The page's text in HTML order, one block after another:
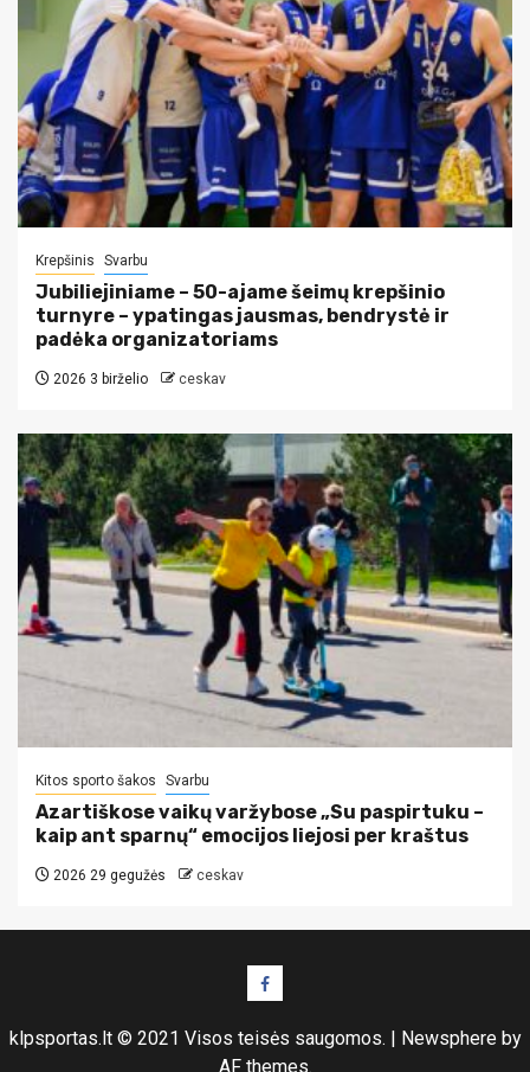
Krepšinis Svarbu
Jubiliejiniame – 50-ajame šeimų krepšinio
turnyre – ypatingas jausmas, bendrystė ir
padėka organizatoriams
2026 3 birželio ceskav
Kitos sporto šakos Svarbu
Azartiškose vaikų varžybose „Su paspirtuku –
kaip ant sparnų“ emocijos liejosi per kraštus
2026 29 gegužės ceskav
Facebook
klpsportas.lt © 2021 Visos teisės saugomos. | Newsphereby
AF themes.